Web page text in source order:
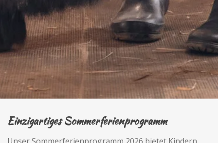
Einzigartiges Sommerferienprogramm